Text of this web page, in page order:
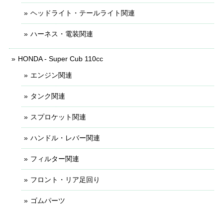
ヘッドライト・テールライト関連
ハーネス・電装関連
HONDA - Super Cub 110cc
エンジン関連
タンク関連
スプロケット関連
ハンドル・レバー関連
フィルター関連
フロント・リア足回り
ゴムパーツ